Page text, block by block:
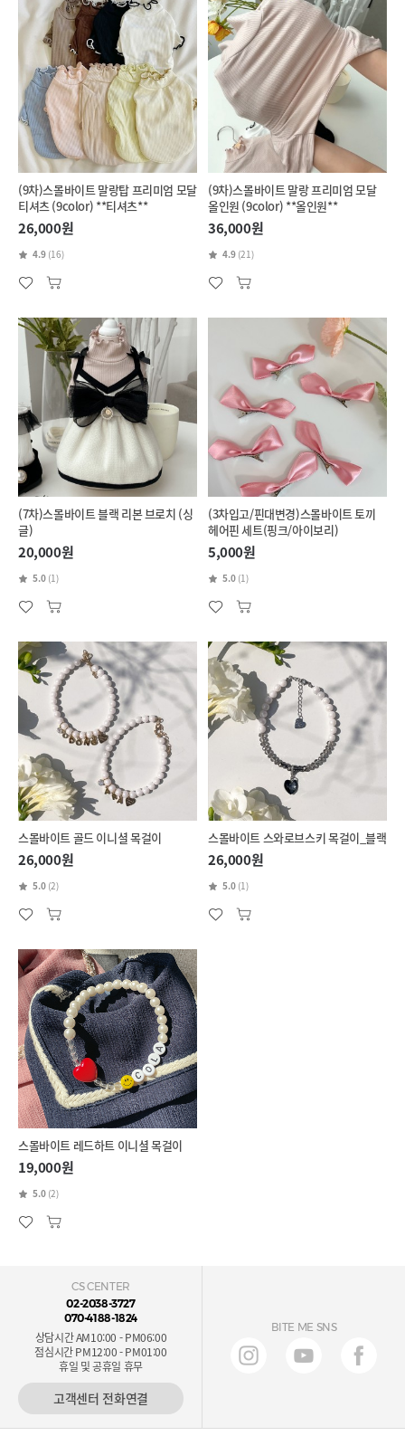
(9차)스몰바이트 말랑탑 프리미엄 모달
티셔츠 (9color) **티셔츠**
26,000원
4.9 (16)
(9차)스몰바이트 말랑 프리미엄 모달
올인원 (9color) **올인원**
36,000원
4.9 (21)
(7차)스몰바이트 블랙 리본 브로치 (싱
글)
20,000원
5.0 (1)
(3차입고/핀대변경)스몰바이트 토끼
헤어핀 세트(핑크/아이보리)
5,000원
5.0 (1)
스몰바이트 골드 이니셜 목걸이
26,000원
5.0 (2)
스몰바이트 스와로브스키 목걸이_블랙
26,000원
5.0 (1)
스몰바이트 레드하트 이니셜 목걸이
19,000원
5.0 (2)
CS CENTER
02-2038-3727
070-4188-1824
상담시간 AM10:00 - PM06:00
점심시간 PM12:00 - PM01:00
휴일 및 공휴일 휴무
고객센터 전화연결
BITE ME SNS